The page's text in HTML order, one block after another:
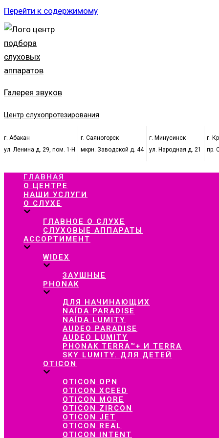
Перейти к содержимому
Галерея звуков
Центр слухопротезирования
г. Абакан
ул. Ленина д. 29, пом. 1-Н
г. Саяногорск
мкрн. Заводской д. 44
г. Минусинск
ул. Народная д. 21
г.
пр.
ГЛАВНАЯ
О ЦЕНТРЕ
НАШИ УСЛУГИ
О СЛУХЕ
ГЛАВНОЕ О СЛУХЕ
СЛУХОВЫЕ АППАРАТЫ
АССОРТИМЕНТ
WIDEX
ЗАУШНЫЕ
PHONAK
ДЛЯ НАЧИНАЮЩИХ
NAÍDA PARADISE
NAÍDA LUMITY
AUDEO PARADISE
AUDEO LUMITY
PHONAK TERRA™+ И TERRA
SKY LUMITY. ДЛЯ ДЕТЕЙ
OTICON
OTICON OPN
OTICON XCEED
OTICON MORE
OTICON ZIRCON
OTICON JET
OTICON REAL
OTICON INTENT